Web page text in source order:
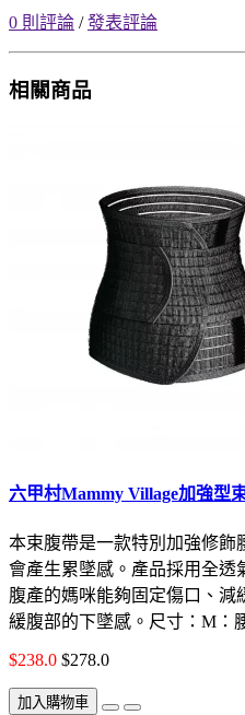
0 則評論 /發表評論
相關商品
六甲村Mammy Village加強型
本束腹帶是一款特別加強修飾
會產生累墜感。產品採用全透
腹產的媽咪能夠固定傷口、
緩腹部的下墜感。尺寸：M：
$238.0 $278.0
加入購物車